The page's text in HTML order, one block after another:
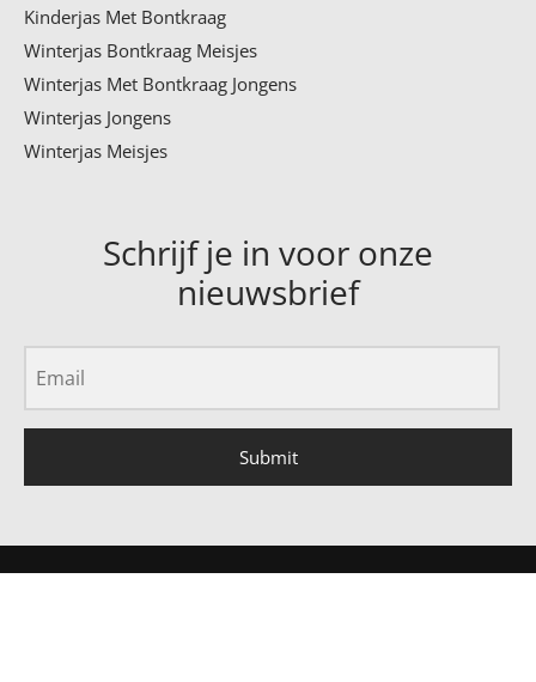
Kinderjas Met Bontkraag
Winterjas Bontkraag Meisjes
Winterjas Met Bontkraag Jongens
Winterjas Jongens
Winterjas Meisjes
Schrijf je in voor onze
nieuwsbrief
Submit